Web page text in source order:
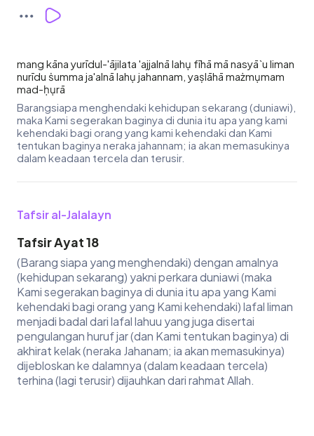
mang kāna yurīdul-'ājilata 'ajjalnā lahụ fīhā mā nasyā`u liman
nurīdu ṡumma ja'alnā lahụ jahannam, yaṣlāhā mażmụmam
mad-ḥụrā
Barangsiapa menghendaki kehidupan sekarang (duniawi),
maka Kami segerakan baginya di dunia itu apa yang kami
kehendaki bagi orang yang kami kehendaki dan Kami
tentukan baginya neraka jahannam; ia akan memasukinya
dalam keadaan tercela dan terusir.
Tafsir al-Jalalayn
Tafsir Ayat 18
(Barang siapa yang menghendaki) dengan amalnya
(kehidupan sekarang) yakni perkara duniawi (maka
Kami segerakan baginya di dunia itu apa yang Kami
kehendaki bagi orang yang Kami kehendaki) lafal liman
menjadi badal dari lafal lahuu yang juga disertai
pengulangan huruf jar (dan Kami tentukan baginya) di
akhirat kelak (neraka Jahanam; ia akan memasukinya)
dijebloskan ke dalamnya (dalam keadaan tercela)
terhina (lagi terusir) dijauhkan dari rahmat Allah.